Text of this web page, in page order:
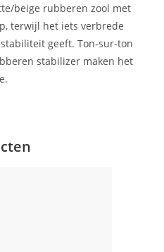
beige rubberen zool met
terwijl het iets verbrede
geeft. Ton-sur-ton
stabilizer maken het